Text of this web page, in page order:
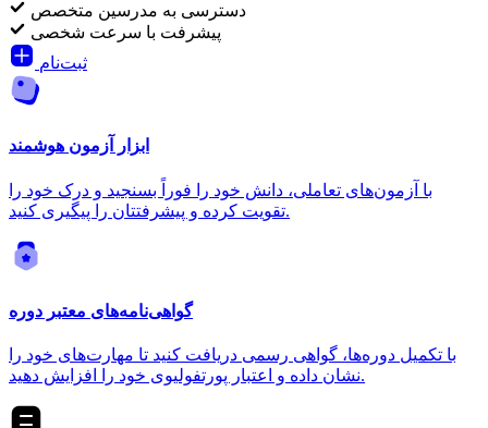
دسترسی به مدرسین متخصص
پیشرفت با سرعت شخصی
ثبت‌نام
ابزار آزمون هوشمند
با آزمون‌های تعاملی، دانش خود را فوراً بسنجید و درک خود را
تقویت کرده و پیشرفتتان را پیگیری کنید.
گواهی‌نامه‌های معتبر دوره
با تکمیل دوره‌ها، گواهی رسمی دریافت کنید تا مهارت‌های خود را
نشان داده و اعتبار پورتفولیوی خود را افزایش دهید.